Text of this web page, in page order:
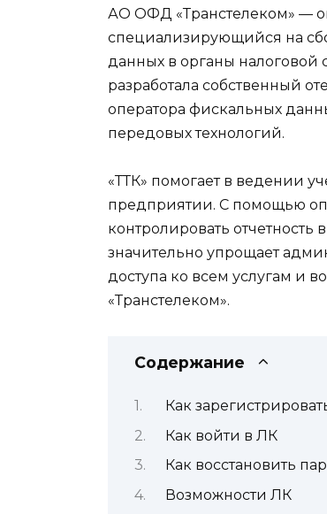
АО ОФД «Транстелеком» —
специализирующийся на
данных в органы налоговой
разработала собственный
оператора фискальных
передовых технологий.
«ТТК» помогает в ведении
предприятии. С помощью
контролировать
значительно упрощает
доступа ко всем услугам и
«Транстелеком».
Содержание
Как
Как войти в ЛК
Как восстановить
Возможности ЛК